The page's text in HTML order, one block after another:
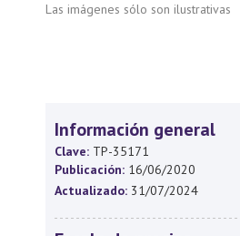
Las imágenes sólo son ilustrativas
Información general
Clave: TP-35171
Publicación: 16/06/2020
Actualizado: 31/07/2024